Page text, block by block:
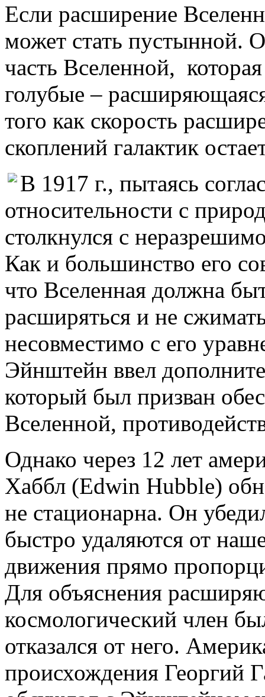
Если расширение
может стать пустынной.
часть Вселенной,
голубые –
того как скорость
скоплений галактик
В 1917 г., пытаясь
относительности с
столкнулся с
Как и большинство его
что Вселенная должна
расширяться и не
несовместимо с его
Эйнштейн ввел
который был призван
Вселенной,
Однако через 12 лет
Хаббл (Edwin Hubble)
не стационарна. Он
быстро удаляются от
движения прямо
Для объяснения
космологический член
отказался от него.
происхождения Георгий